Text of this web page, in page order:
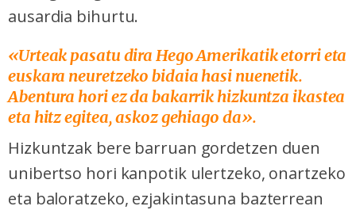
ausardia bihurtu.
«Urteak pasatu dira Hego Amerikatik etorri eta
euskara neuretzeko bidaia hasi nuenetik.
Abentura hori ez da bakarrik hizkuntza ikastea
eta hitz egitea, askoz gehiago da».
Hizkuntzak bere barruan gordetzen duen
unibertso hori kanpotik ulertzeko, onartzeko
eta baloratzeko, ezjakintasuna bazterrean